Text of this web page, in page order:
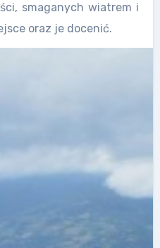
smaganych wiatrem i
oraz je docenić.